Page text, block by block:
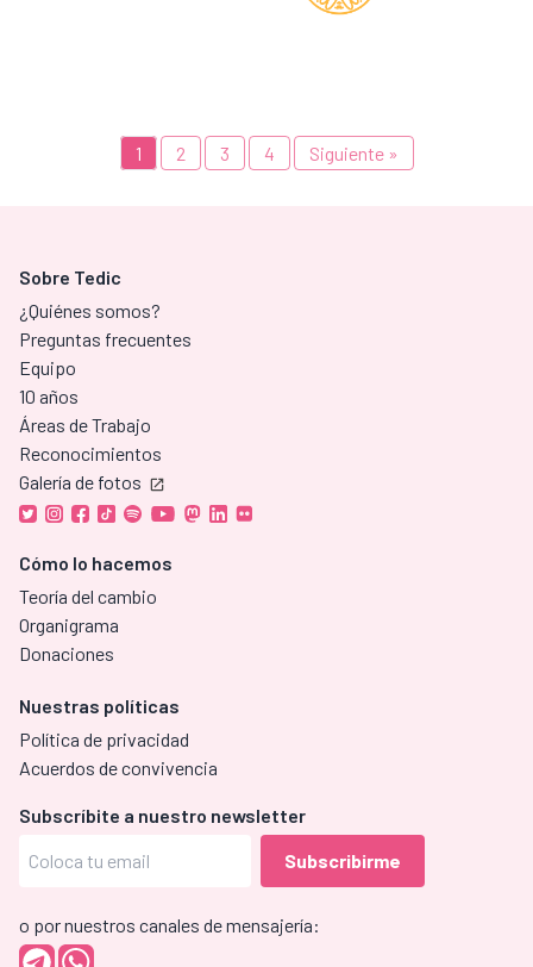
1 2 3 4 Siguiente »
Sobre Tedic
¿Quiénes somos?
Preguntas frecuentes
Equipo
10 años
Áreas de Trabajo
Reconocimientos
Galería de fotos
Cómo lo hacemos
Teoría del cambio
Organigrama
Donaciones
Nuestras políticas
Política de privacidad
Acuerdos de convivencia
Subscríbite a nuestro newsletter
o por nuestros canales de mensajería: